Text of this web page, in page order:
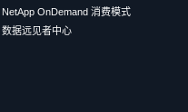
NetApp OnDemand 消费模式
数据远见者中心